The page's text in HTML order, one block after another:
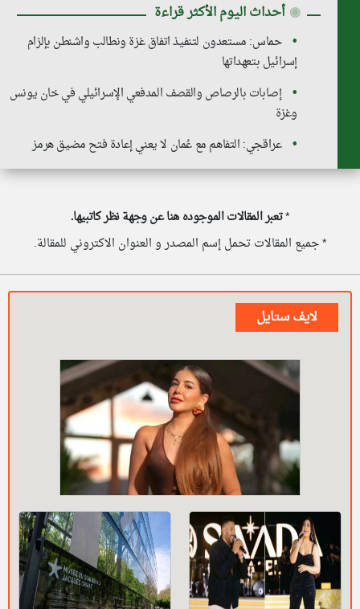
◉ أحداث اليوم الأكثر قراءة
حماس: مستعدون لتنفيذ اتفاق غزة ونطالب واشنطن بإلزام
إسرائيل بتعهداتها
إصابات بالرصاص والقصف المدفعي الإسرائيلي في خان يونس
وغزة
عراقجي: التفاهم مع عُمان لا يعني إعادة فتح مضيق هرمز
*تعبر المقالات الموجوده هنا عن وجهة نظر كاتبيها.
* جميع المقالات تحمل إسم المصدر و العنوان الاكتروني للمقالة.
لايف ستايل